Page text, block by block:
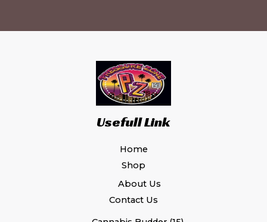
Usefull Link
Home
Shop
About Us
Contact Us